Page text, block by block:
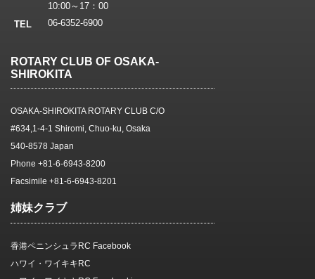
10:00～17：00
TEL
06-6352-6900
ROTARY CLUB OF OSAKA-
SHIROKITA
OSAKA-SHIROKITA ROTARY CLUB C/O
#634,1-4-1 Shiromi, Chuo-ku, Osaka
540-8578 Japan
Phone +81-6-6943-8200
Facsimile +81-6-6943-8201
姉妹クラブ
香港ペニンシュラRC Facebook
ハワイ・ワイキキRC